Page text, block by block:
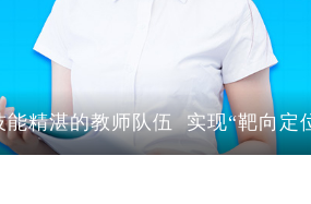
精湛的教师队伍 实现“靶向